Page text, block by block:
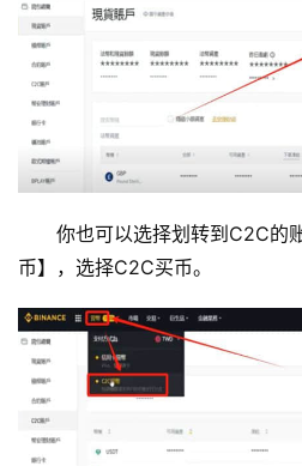
你也可以选择划转到C2C的
币】，选择C2C买币。